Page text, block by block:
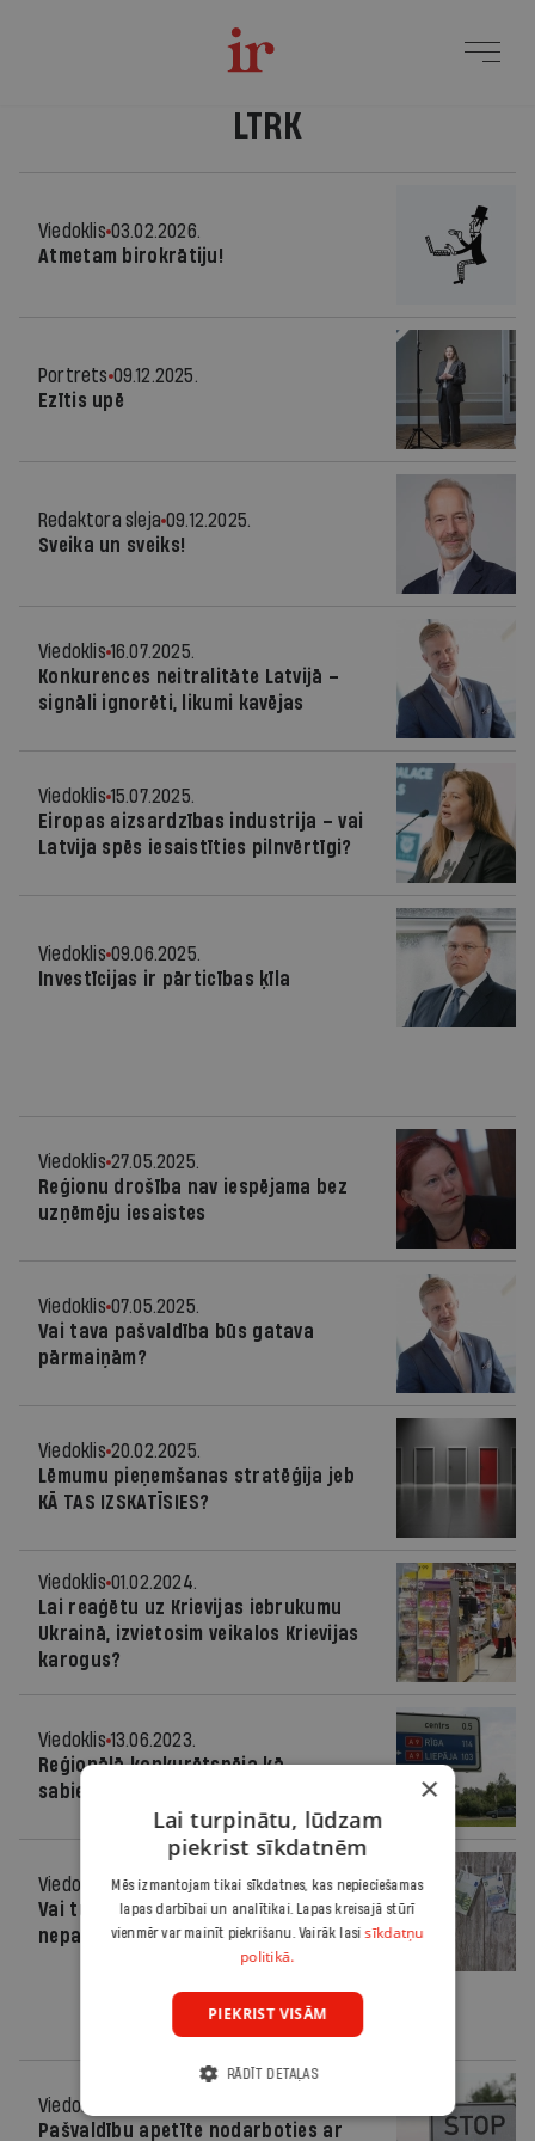
LTRK
Viedoklis 03.02.2026.
Atmetam birokrātiju!
Portrets 09.12.2025.
Ezītis upē
Redaktora sleja 09.12.2025.
Sveika un sveiks!
Viedoklis 16.07.2025.
Konkurences neitralitāte Latvijā –
signāli ignorēti, likumi kavējas
Viedoklis 15.07.2025.
Eiropas aizsardzības industrija – vai
Latvija spēs iesaistīties pilnvērtīgi?
Viedoklis 09.06.2025.
Investīcijas ir pārticības ķīla
Viedoklis 27.05.2025.
Reģionu drošība nav iespējama bez
uzņēmēju iesaistes
Viedoklis 07.05.2025.
Vai tava pašvaldība būs gatava
pārmaiņām?
Viedoklis 20.02.2025.
Lēmumu pieņemšanas stratēģija jeb
KĀ TAS IZSKATĪSIES?
Viedoklis 01.02.2024.
Lai reaģētu uz Krievijas iebrukumu
Ukrainā, izvietosim veikalos Krievijas
karogus?
Viedoklis 13.06.2023.
Reģionālā konkurētspēja kā
sabiedrības labklājības stūrakmens
Viedoklis
16.05.2023.
Vai turpināt rakt bedri, ja tā iesākta
nepareizā vietā?
Viedoklis
Pašvaldību apetīte nodarboties ar
×
Lai turpinātu, lūdzam
piekrist sīkdatnēm
Mēs izmantojam tikai sīkdatnes, kas nepieciešamas
lapas darbībai un analītikai. Lapas kreisajā stūrī
vienmēr var mainīt piekrišanu. Vairāk lasisīkdatņu
politikā.
PIEKRIST VISĀM
RĀDĪT DETAĻAS